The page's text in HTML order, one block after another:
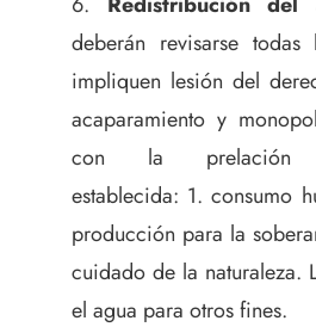
deberán revisarse
impliquen lesión del
acaparamiento y
con la prelación
establecida: 1. consumo
producción para la
cuidado de la naturaleza.
el agua para otros fines.